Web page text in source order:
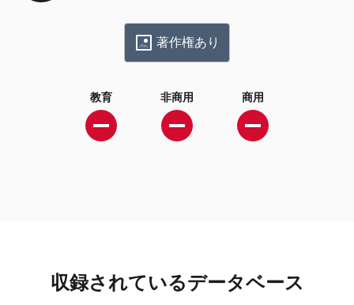
著作権あり
教育 非商用 商用
収録されているデータベース